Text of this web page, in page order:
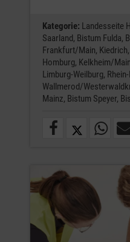
Kategorie: Landesseite
Saarland, Bistum Fulda,
Frankfurt/Main, Kiedrich,
Homburg, Kelkheim/
Limburg-Weilburg,
Wallmerod/
Mainz, Bistum Speyer,